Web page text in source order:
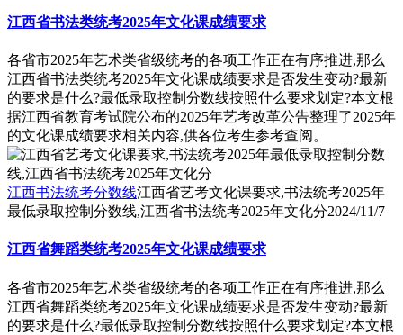
江西省书法类统考2025年文化课成绩要求
各省市2025年艺术类省级统考的各项工作正在有序推进,那么
江西省书法类统考2025年文化课成绩要求是否发生变动?最新
的要求是什么?最低录取控制分数线按照什么要求划定?本文根
据江西省教育考试院公布的2025年艺考改革公告整理了2025年
的文化课成绩要求相关内容,供各位考生参考查阅。
江西书法统考分数线江西省艺考文化课要求,书法统考2025年
最低录取控制分数线,江西省书法统考2025年文化分2024/11/7
江西省舞蹈类统考2025年文化课成绩要求
各省市2025年艺术类省级统考的各项工作正在有序推进,那么
江西省舞蹈类统考2025年文化课成绩要求是否发生变动?最新
的要求是什么?最低录取控制分数线按照什么要求划定?本文根